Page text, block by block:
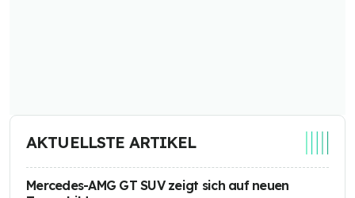
AKTUELLSTE ARTIKEL
Mercedes-AMG GT SUV zeigt sich auf neuen